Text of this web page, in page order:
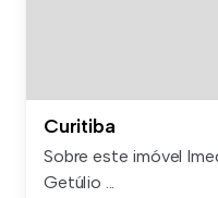
Curitiba
Sobre este imóvel
Getúlio ...